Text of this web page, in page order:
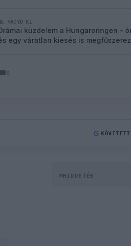
HAGYD KI
küzdelem a Hungaroringen –
egy váratlan kiesés is
0
G
HIRDETÉS